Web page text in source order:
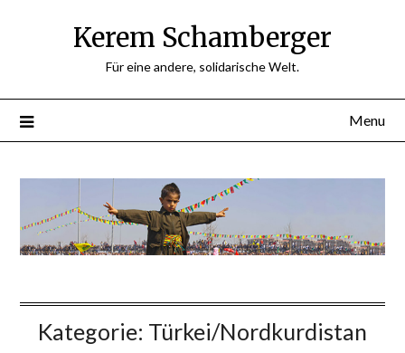
Kerem Schamberger
Für eine andere, solidarische Welt.
Menu
Kategorie: Türkei/Nordkurdistan